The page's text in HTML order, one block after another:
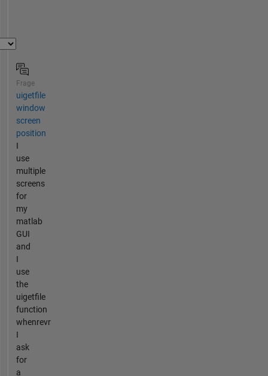
Frage
uigetfile
window
screen
position
I
use
multiple
screens
for
my
matlab
GUI
and
I
use
the
uigetfile
function
whenrevr
I
ask
for
a